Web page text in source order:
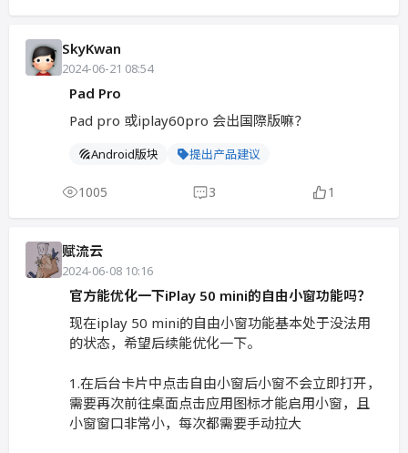
SkyKwan
2024-06-21 08:54
Pad Pro
Pad pro 或iplay60pro 会出国際版嘛？
Android版块 提出产品建议
1005 3 1
赋流云
2024-06-08 10:16
官方能优化一下iPlay 50 mini的自由小窗功能吗？
现在iplay 50 mini的自由小窗功能基本处于没法用
的状态，希望后续能优化一下。
1.在后台卡片中点击自由小窗后小窗不会立即打开，
需要再次前往桌面点击应用图标才能启用小窗，且
小窗窗口非常小，每次都需要手动拉大